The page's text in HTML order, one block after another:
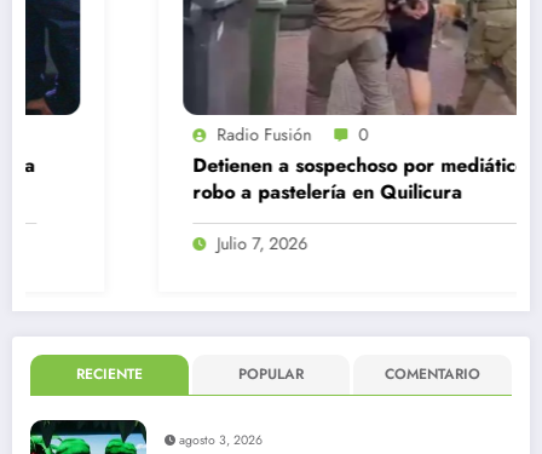
Radio Fusión 0
Detienen a sospechoso por mediático
robo a pastelería en Quilicura
Julio 7, 2026
RECIENTE POPULAR COMENTARIO
agosto 3, 2026